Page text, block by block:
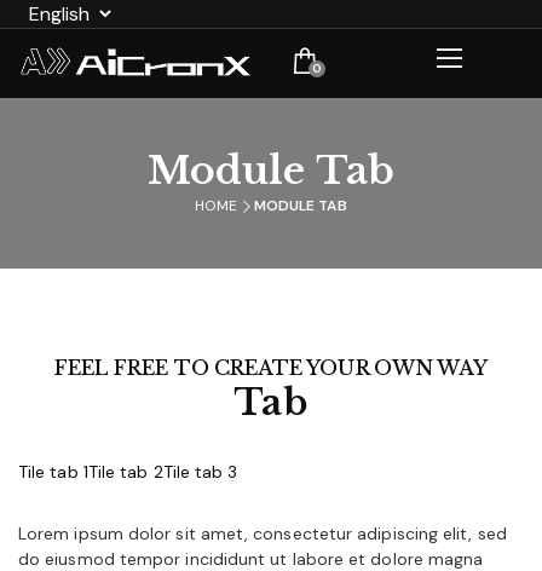
0
Module Tab
HOME MODULE TAB
FEEL FREE TO CREATE YOUR OWN WAY
Tab
Tile tab 1Tile tab 2Tile tab 3
Lorem ipsum dolor sit amet, consectetur adipiscing elit, sed
do eiusmod tempor incididunt ut labore et dolore magna